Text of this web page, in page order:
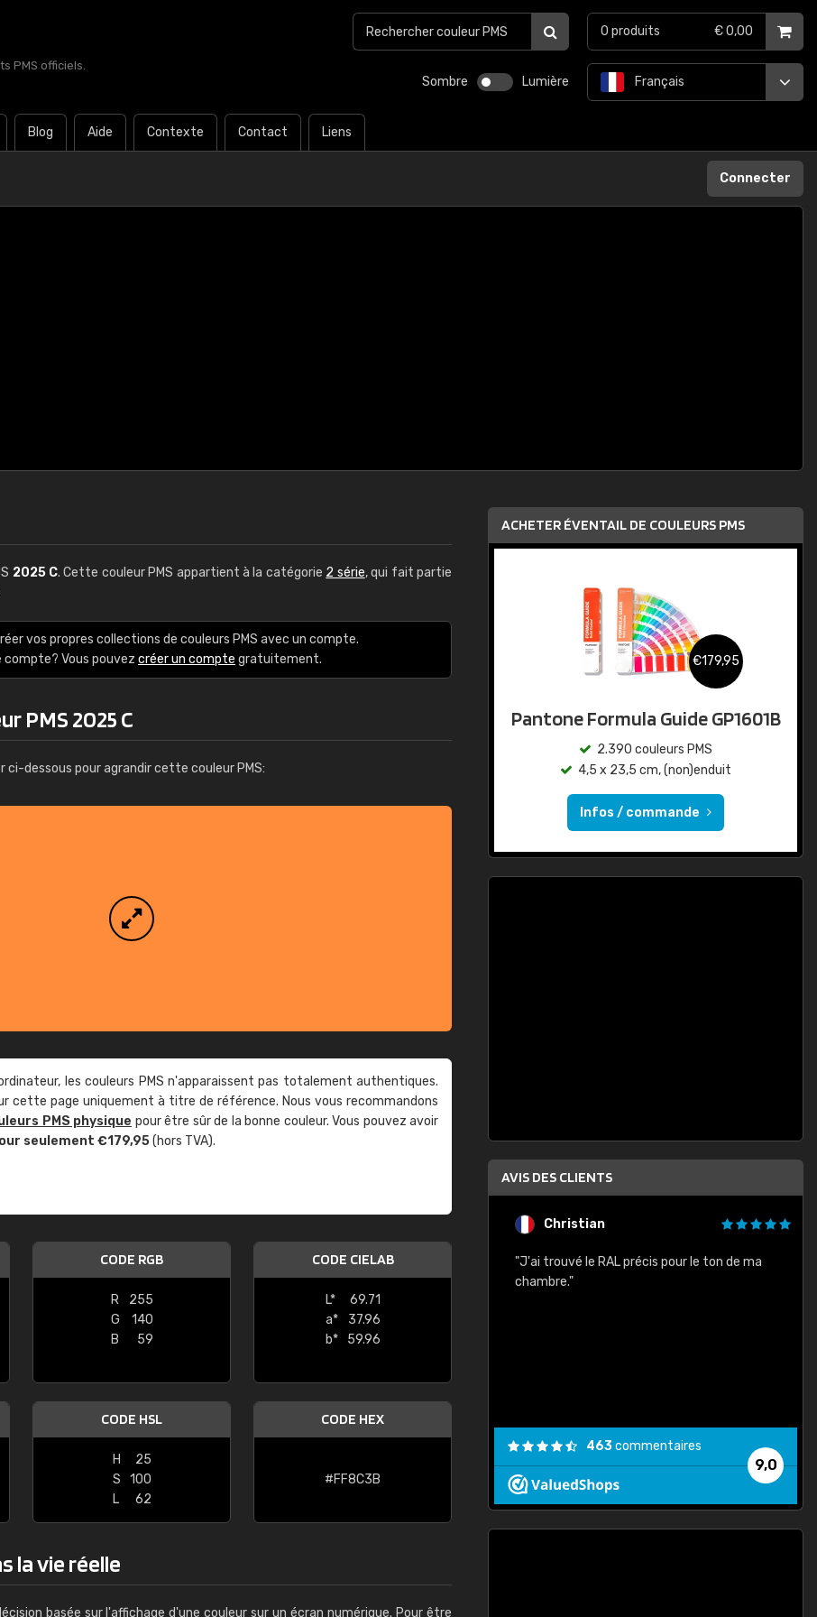
PMS officiels.
Sombre Lumière
Blog Aide Contexte Contact Liens
Français
0 produits € 0,00
Connecter
2025 C. Cette couleur PMS appartient à la catégorie 2 série, qui fait partie
vos propres collections de couleurs PMS avec un compte.
compte? Vous pouvez créer un compte gratuitement.
PMS 2025 C
ci-dessous pour agrandir cette couleur PMS:
les couleurs PMS n'apparaissent pas totalement authentiques.
cette page uniquement à titre de référence. Nous vous recommandons
PMS physique pour être sûr de la bonne couleur. Vous pouvez avoir
seulement €179,95(hors TVA).
CODE RGB
R
255
G
140
B
59
CODE CIELAB
L*
69.71
a*
37.96
b*
59.96
CODE HSL
H
25
S
100
L
62
CODE HEX
#FF8C3B
la vie réelle
basée sur l'affichage d'une couleur sur un écran numérique. Pour être
ACHETER ÉVENTAIL DE COULEURS PMS
€179,95
Pantone Formula Guide GP1601B
2.390 couleurs PMS
4,5 x 23,5 cm, (non)enduit
Infos / commande
AVIS DES CLIENTS
"Le site ne permet pas de voir clairement quels
sont les produits disponibles. Il y a plusieurs
palettes de couleurs: Classic, Design, etc. On ne
comprend pas qui est quoi. La livraison s'est
bien passé et le produit reçu me convient."
Christian
"J'ai trouvé le RAL précis pour le ton de ma
chambre."
9,0
463commentaires